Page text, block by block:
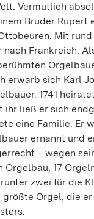
Vermutlich
Bruder Rupert
Mit
nach Frankreich.
erwarb sich Karl
1741
ihr ließ er sich
eine Familie. Er
ernannt und
– wegen
Orgelbau, 17
zwei für die
größte Orgel, die